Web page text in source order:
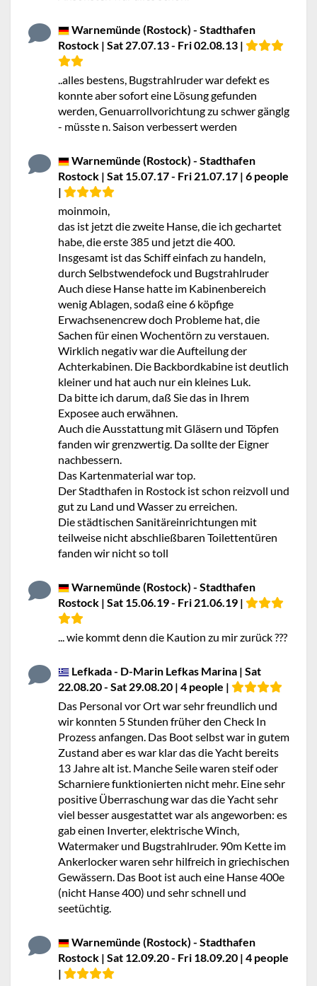
Warnemünde (Rostock) - Stadthafen
Rostock | Sat 27.07.13 - Fri 02.08.13 |
..alles bestens, Bugstrahlruder war defekt es
konnte aber sofort eine Lösung gefunden
werden, Genuarrollvorichtung zu schwer gänglg
- müsste n. Saison verbessert werden
Warnemünde (Rostock) - Stadthafen
Rostock | Sat 15.07.17 - Fri 21.07.17 | 6 people
|
moinmoin,
das ist jetzt die zweite Hanse, die ich gechartet
habe, die erste 385 und jetzt die 400.
Insgesamt ist das Schiff einfach zu handeln,
durch Selbstwendefock und Bugstrahlruder
Auch diese Hanse hatte im Kabinenbereich
wenig Ablagen, sodaß eine 6 köpfige
Erwachsenencrew doch Probleme hat, die
Sachen für einen Wochentörn zu verstauen.
Wirklich negativ war die Aufteilung der
Achterkabinen. Die Backbordkabine ist deutlich
kleiner und hat auch nur ein kleines Luk.
Da bitte ich darum, daß Sie das in Ihrem
Exposee auch erwähnen.
Auch die Ausstattung mit Gläsern und Töpfen
fanden wir grenzwertig. Da sollte der Eigner
nachbessern.
Das Kartenmaterial war top.
Der Stadthafen in Rostock ist schon reizvoll und
gut zu Land und Wasser zu erreichen.
Die städtischen Sanitäreinrichtungen mit
teilweise nicht abschließbaren Toilettentüren
fanden wir nicht so toll
Warnemünde (Rostock) - Stadthafen
Rostock | Sat 15.06.19 - Fri 21.06.19 |
... wie kommt denn die Kaution zu mir zurück ???
Lefkada - D-Marin Lefkas Marina | Sat
22.08.20 - Sat 29.08.20 | 4 people |
Das Personal vor Ort war sehr freundlich und
wir konnten 5 Stunden früher den Check In
Prozess anfangen. Das Boot selbst war in gutem
Zustand aber es war klar das die Yacht bereits
13 Jahre alt ist. Manche Seile waren steif oder
Scharniere funktionierten nicht mehr. Eine sehr
positive Überraschung war das die Yacht sehr
viel besser ausgestattet war als angeworben: es
gab einen Inverter, elektrische Winch,
Watermaker und Bugstrahlruder. 90m Kette im
Ankerlocker waren sehr hilfreich in griechischen
Gewässern. Das Boot ist auch eine Hanse 400e
(nicht Hanse 400) und sehr schnell und
seetüchtig.
Warnemünde (Rostock) - Stadthafen
Rostock | Sat 12.09.20 - Fri 18.09.20 | 4 people
|